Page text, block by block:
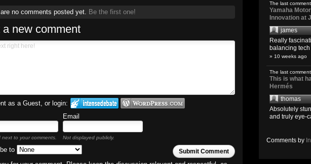
no comments posted yet. Be the first one!
a new comment
as a Guest, or login:
Email
next to your comments. Not displayed publicly.
Submit Comment
to
The last
Yamaha
Innovation at
james
Really
balancing
» 10 weeks ago
The last
This is what
Hermés
thomas
Absolutely
and truly eye-
Comments by